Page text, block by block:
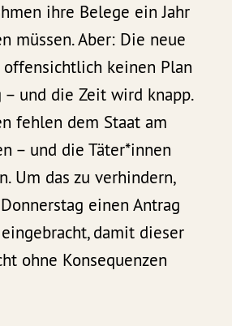
ihre Belege ein Jahr
müssen. Aber: Die neue
keinen Plan
– und die Zeit wird knapp.
fehlen dem Staat am
– und die Täter*innen
Um das zu verhindern,
einen Antrag
damit dieser
ohne Konsequenzen